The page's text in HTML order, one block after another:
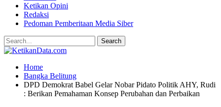
Ketikan Opini
Redaksi
Pedoman Pemberitaan Media Siber
Home
Bangka Belitung
DPD Demokrat Babel Gelar Nobar Pidato Politik AHY, Rudi
: Berikan Pemahaman Konsep Perubahan dan Perbaikan